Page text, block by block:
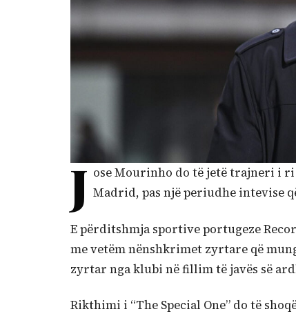
J ose Mourinho do të jetë trajneri i
Madrid, pas një periudhe intevise
E përditshmja sportive portugeze
me vetëm nënshkrimet zyrtare që
zyrtar nga klubi në fillim të javës së
Rikthimi i “The Special One” do të